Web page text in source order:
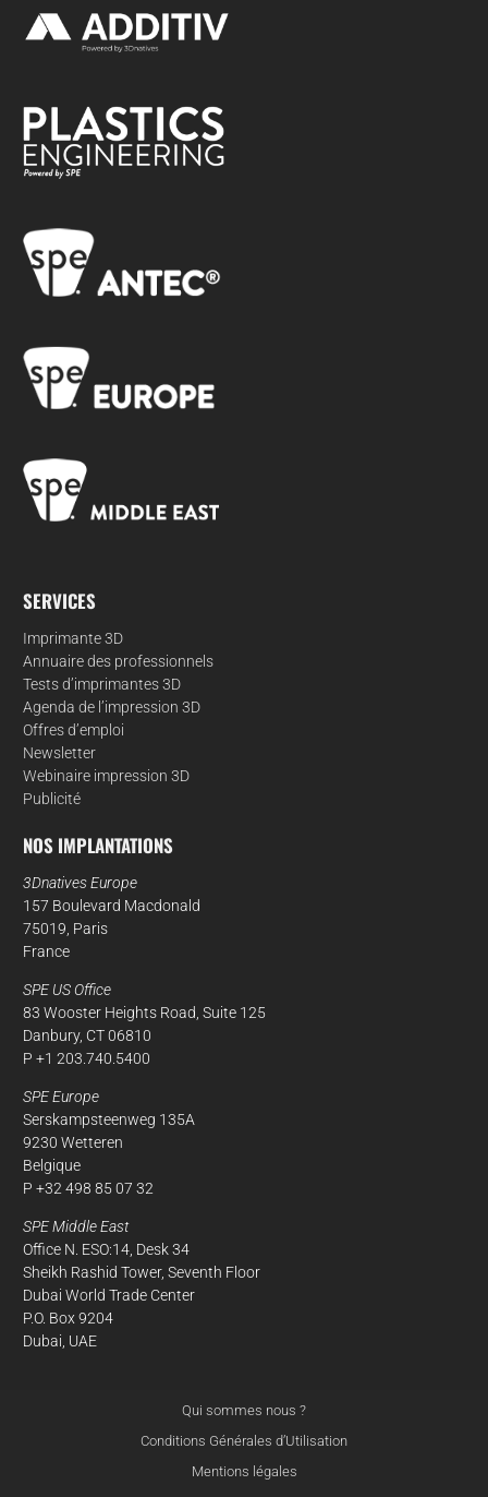
SERVICES
Imprimante 3D
Annuaire des professionnels
Tests d’imprimantes 3D
Agenda de l’impression 3D
Offres d’emploi
Newsletter
Webinaire impression 3D
Publicité
NOS IMPLANTATIONS
3Dnatives Europe
157 Boulevard Macdonald
75019, Paris
France
SPE US Office
83 Wooster Heights Road, Suite 125
Danbury, CT 06810
P +1 203.740.5400
SPE Europe
Serskampsteenweg 135A
9230 Wetteren
Belgique
P +32 498 85 07 32
SPE Middle East
Office N. ESO:14, Desk 34
Sheikh Rashid Tower, Seventh Floor
Dubai World Trade Center
P.O. Box 9204
Dubai, UAE
Qui sommes nous ?
Conditions Générales d’Utilisation
Mentions légales